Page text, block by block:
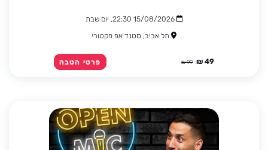
15/08/2026 22:30, יום שבת
תל אביב, סטנד אפ פקטורי
49 ₪
99 ₪ פרטי הטבה